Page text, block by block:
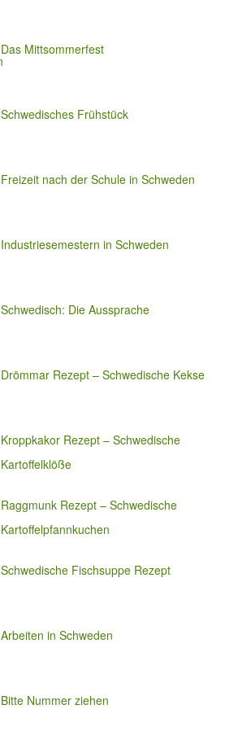
Das Mittsommerfest
Schwedisches Frühstück
Freizeit nach der Schule in Schweden
Industriesemestern in Schweden
Schwedisch: Die Aussprache
Drömmar Rezept – Schwedische Kekse
Kroppkakor Rezept – Schwedische
Kartoffelklöße
Raggmunk Rezept – Schwedische
Kartoffelpfannkuchen
Schwedische Fischsuppe Rezept
Arbeiten in Schweden
Bitte Nummer ziehen